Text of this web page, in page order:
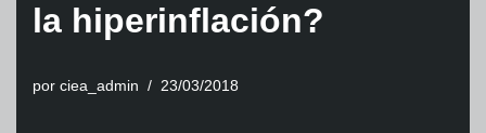
la hiperinflación?
por ciea_admin 23/03/2018